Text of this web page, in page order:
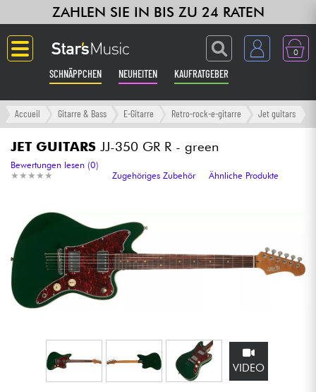
ZAHLEN SIE IN BIS ZU 24 RATEN
0
SCHNÄPPCHEN NEUHEITEN KAUFRATGEBER
Langue
Gitarre & Bass
Verstärker & Effekte
Klaviere & Piano
Synths & samplers
Studio
Mikros
Accueil Gitarre & Bass E-Gitarre Retro-rock-e-gitarre Jet guitars
JET GUITARS JJ-350 GR R - green
★ ★ ★ ★ ★
★ ★ ★ ★ ★
Bewertungen lesen (0)
Zugehöriges Zubehör
Ähnliche Produkte
VIDEO